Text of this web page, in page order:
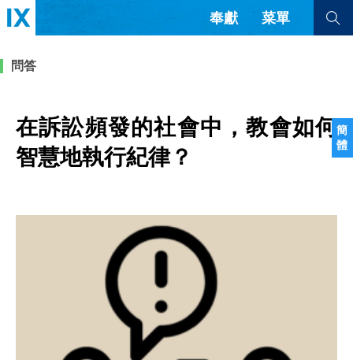
簡
體
奉獻 菜單
來信
福音傳講與宣教 成員制與教會紀律
團契生活與禱告
查看全部
查看全部
正體中文
葡萄牙語
羅馬尼亞語
意大利語
土耳其語
阿爾巴尼亞語
塞爾維亞語 柬埔寨語
問答
在訴訟頻發的社會中，教會如何
智慧地執行紀律？